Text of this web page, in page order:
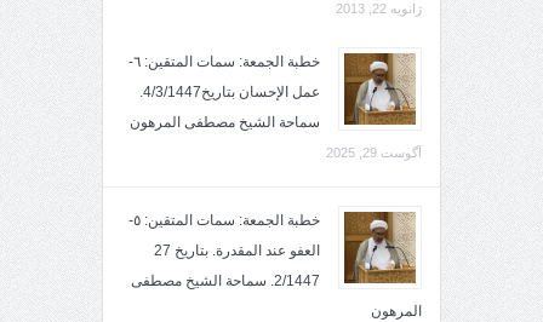
ژانویه 22, 2013
خطبة الجمعة: سمات المتقين: ٦-
عمل الإحسان بتاريخ4/3/1447.
سماحة الشيخ مصطفى المرهون
آگوست 29, 2025
خطبة الجمعة: سمات المتقين: ٥-
العفو عند المقدرة. بتاريخ 27
2/1447. سماحة الشيخ مصطفى
المرهون